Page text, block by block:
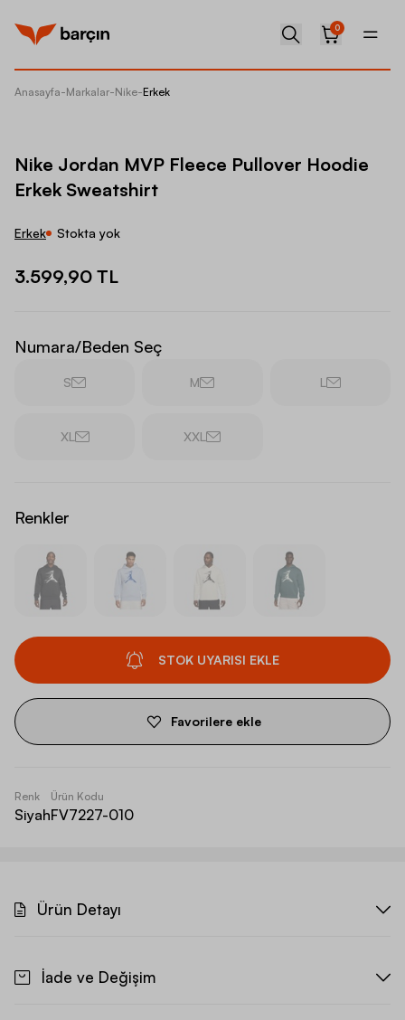
0
Anasayfa-Markalar-Nike-Erkek
Nike Jordan MVP Fleece Pullover Hoodie
Erkek Sweatshirt
Erkek Stokta yok
3.599,90 TL
Numara/Beden Seç
S M L
XL XXL
Renkler
STOK UYARISI EKLE
Favorilere ekle
Renk
Siyah
Ürün Kodu
FV7227-010
Ürün Detayı
İade ve Değişim